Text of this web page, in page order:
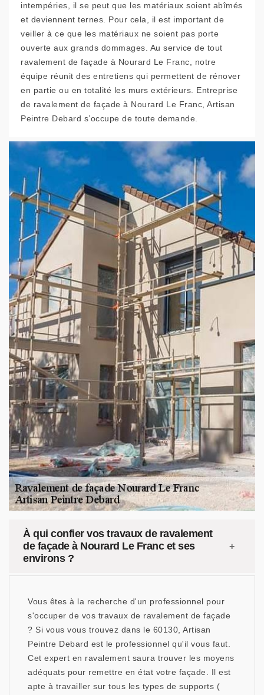
intempéries, il se peut que les matériaux soient abîmés
et deviennent ternes. Pour cela, il est important de
veiller à ce que les matériaux ne soient pas porte
ouverte aux grands dommages. Au service de tout
ravalement de façade à Nourard Le Franc, notre
équipe réunit des entretiens qui permettent de rénover
en partie ou en totalité les murs extérieurs. Entreprise
de ravalement de façade à Nourard Le Franc, Artisan
Peintre Debard s’occupe de toute demande.
À qui confier vos travaux de ravalement
de façade à Nourard Le Franc et ses
environs ?
Vous êtes à la recherche d'un professionnel pour
s'occuper de vos travaux de ravalement de façade
? Si vous vous trouvez dans le 60130, Artisan
Peintre Debard est le professionnel qu'il vous faut.
Cet expert en ravalement saura trouver les moyens
adéquats pour remettre en état votre façade. Il est
apte à travailler sur tous les types de supports (